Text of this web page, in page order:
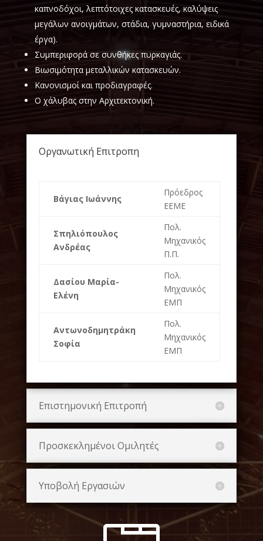
καπνοδόχοι, λεπτότοιχες κατασκευές, καλύψεις
μεγάλων ανοιγμάτων, στάδια, γυμναστήρια, ειδικά
έργα).
Συμπεριφορά σε συνθήκες πυρκαγιάς.
Βιωσιμότητα μεταλλικών κατασκευών.
Κανονισμοί και προδιαγραφές.
Ο χάλυβας στην Αρχιτεκτονική.
Οργανωτική Επιτροπη
Βάγιας Ιωάννης
Πρόεδρος
ΕΕΜΕ
Σπηλιόπουλος
Ανδρέας
Πολ.
Μηχανικός
Π.Π.
Δασίου Μαρία-
Ελένη
Πολ.
Μηχανικός
ΕΜΠ
Αντωνοδημητράκη
Σοφία
Πολ.
Μηχανικός
ΕΜΠ
Επιστημονική Επιτροπή
Προσκεκλημένοι Ομιλητές
Υποβολή Εργασιών